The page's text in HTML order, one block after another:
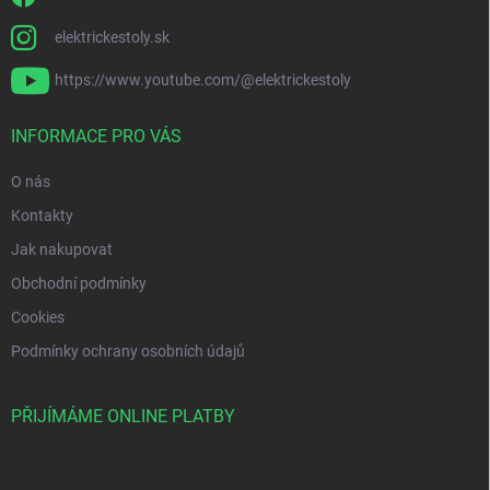
elektrickestoly.sk
https://www.youtube.com/@elektrickestoly
INFORMACE PRO VÁS
O nás
Kontakty
Jak nakupovat
Obchodní podmínky
Cookies
Podmínky ochrany osobních údajů
PŘIJÍMÁME ONLINE PLATBY